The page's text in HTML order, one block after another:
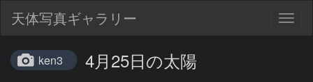
天体写真ギャラリー
ken3 4月25日の太陽